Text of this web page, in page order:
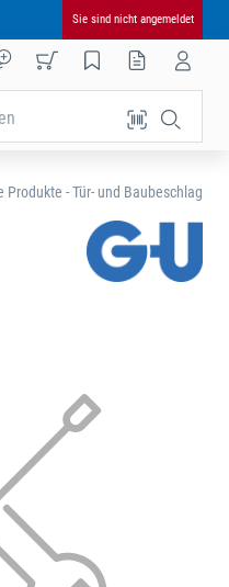
Sie sind nicht angemeldet
Produkte - Tür- und Baubeschlag